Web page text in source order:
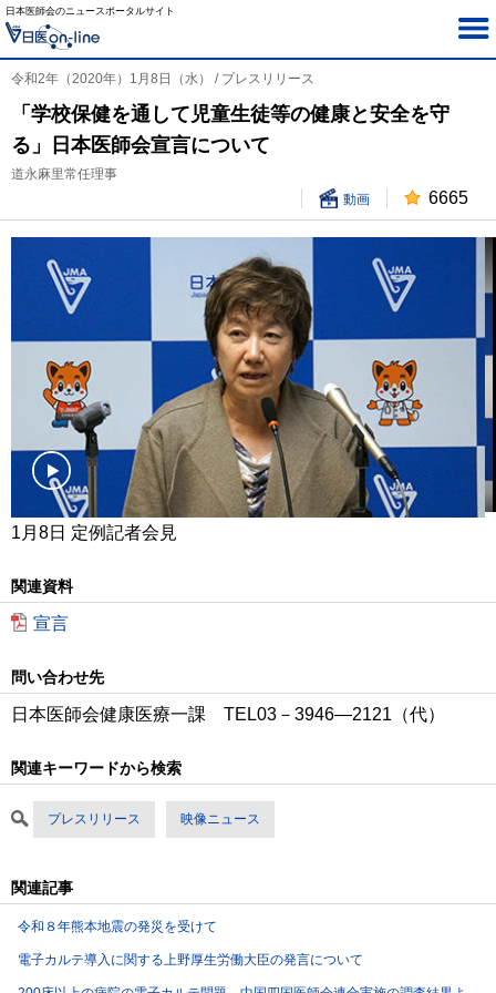
日本医師会のニュースポータルサイト
令和2年（2020年）1月8日（水） / プレスリリース
「学校保健を通して児童生徒等の健康と安全を守
る」日本医師会宣言について
道永麻里常任理事
動画
6665
1月8日 定例記者会見
関連資料
宣言
問い合わせ先
日本医師会健康医療一課 TEL03－3946―2121（代）
関連キーワードから検索
プレスリリース 映像ニュース
関連記事
令和８年熊本地震の発災を受けて
電子カルテ導入に関する上野厚生労働大臣の発言について